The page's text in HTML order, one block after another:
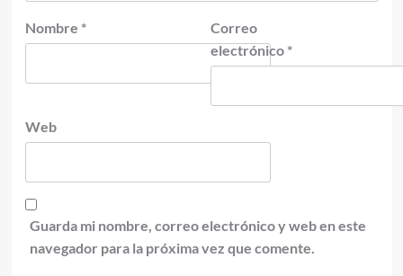
Nombre *
Correo
electrónico *
Web
Guarda mi nombre, correo electrónico y web en este
navegador para la próxima vez que comente.